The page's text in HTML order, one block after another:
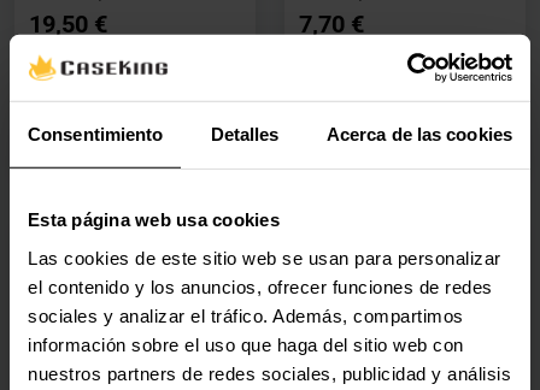
Consentimiento Detalles Acerca de las cookies
Esta página web usa cookies
Las cookies de este sitio web se usan para personalizar
el contenido y los anuncios, ofrecer funciones de redes
sociales y analizar el tráfico. Además, compartimos
información sobre el uso que haga del sitio web con
nuestros partners de redes sociales, publicidad y análisis
19,50 €
Con IVA
Agregar al carrito
7,70 €
Agregar al carrito
Cable de Red NanoCable
RJ45 LSZH CAT.7
600MHZ SFTP AWG26
50 CM Verde
Cable de Red NanoCable
RJ45 LSZH CAT.7
600MHZ SFTP AWG26
30 CM Blanco